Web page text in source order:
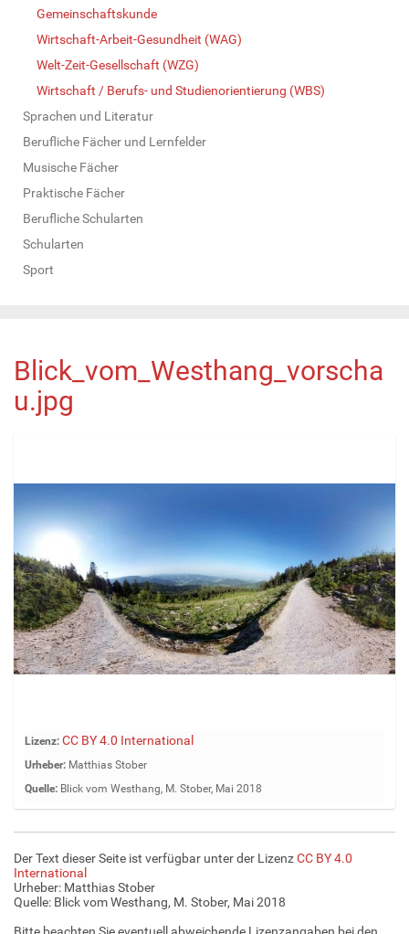
Gemeinschaftskunde
Wirtschaft-Arbeit-Gesundheit (WAG)
Welt-Zeit-Gesellschaft (WZG)
Wirtschaft / Berufs- und Studienorientierung (WBS)
Sprachen und Literatur
Berufliche Fächer und Lernfelder
Musische Fächer
Praktische Fächer
Berufliche Schularten
Schularten
Sport
Blick_vom_Westhang_vorscha
u.jpg
Z
e
g
e
B
l
d
i
Lizenz: CC BY 4.0 International
Urheber: Matthias Stober
Quelle: Blick vom Westhang, M. Stober, Mai 2018
Der Text dieser Seite ist verfügbar unter der LizenzCC BY 4.0
International
Urheber: Matthias Stober
Quelle: Blick vom Westhang, M. Stober, Mai 2018